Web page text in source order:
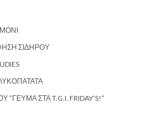
ΣΙΔΉΡΟΥ
ΣΤΑ T.G.I. FRIDAY’S!”